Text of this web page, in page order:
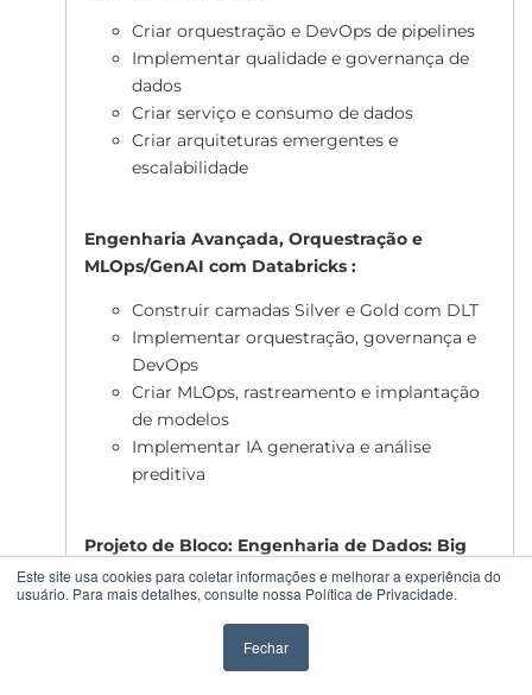
Este site usa cookies para coletar informações e melhorar a experiência do
usuário. Para mais detalhes, consulte nossa Política de Privacidade.
Fechar
Criar orquestração e DevOps de pipelines
Implementar qualidade e governança de
dados
Criar serviço e consumo de dados
Criar arquiteturas emergentes e
escalabilidade
Engenharia Avançada, Orquestração e
MLOps/GenAI com Databricks :
Construir camadas Silver e Gold com DLT
Implementar orquestração, governança e
DevOps
Criar MLOps, rastreamento e implantação
de modelos
Implementar IA generativa e análise
preditiva
Projeto de Bloco: Engenharia de Dados: Big
Data:
Provisionar ambiente e inserir dados
Transformar dados com DBT pra criação de